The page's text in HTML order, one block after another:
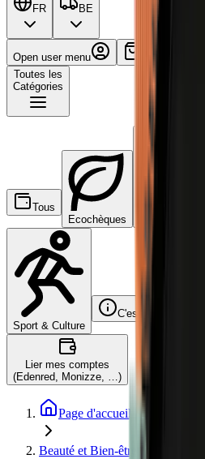
FR BE
Open user menu
Panier
Toutes les
Catégories
Tous
Ecochèques
Chèques-repas
Sport & Culture
C'est quoi ?
Lier mes comptes
(Edenred, Monizze, …)
Page d'accueil
Beauté et Bien-être